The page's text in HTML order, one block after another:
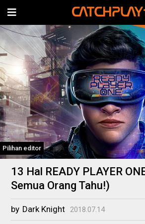
Pilihan editor
13 Hal READY PLAYER
Semua Orang Tahu!)
by Dark Knight 2018.07.14